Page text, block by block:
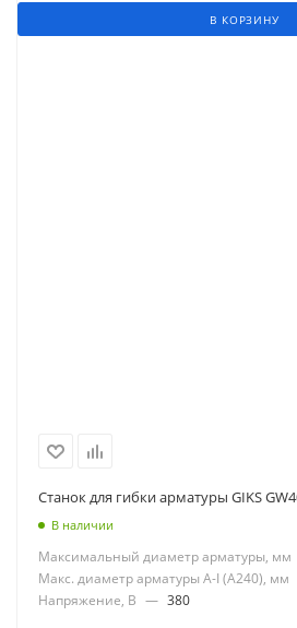
В КОРЗИНУ
Станок для гибки арматуры GIKS
В наличии
Максимальный диаметр арматуры, мм
Макс. диаметр арматуры А-I (А240), мм
Напряжение, В — 380